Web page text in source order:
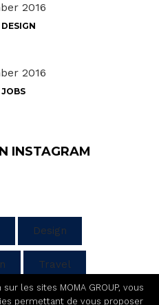
2016
2016
INSTAGRAM
Design
Travel
les sites MOMA GROUP, vous
permettant de vous proposer